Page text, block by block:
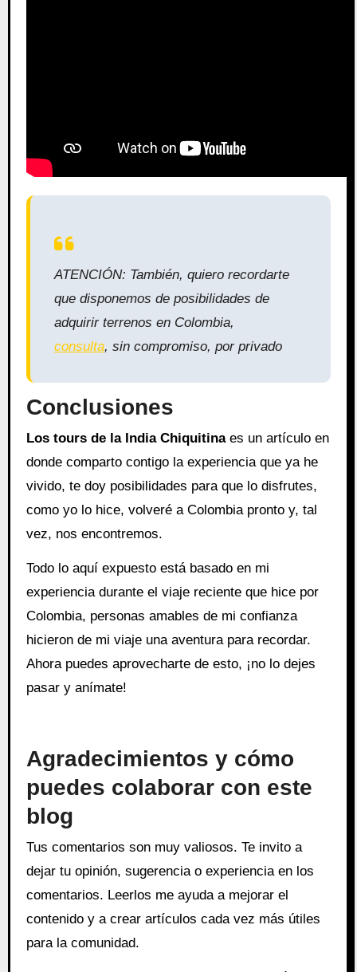
ATENCIÓN: También, quiero recordarte
que disponemos de posibilidades de
adquirir terrenos en Colombia,
consulta, sin compromiso, por privado
Conclusiones
Los tours de la India Chiquitinaes un artículo en
donde comparto contigo la experiencia que ya he
vivido, te doy posibilidades para que lo disfrutes,
como yo lo hice, volveré a Colombia pronto y, tal
vez, nos encontremos.
Todo lo aquí expuesto está basado en mi
experiencia durante el viaje reciente que hice por
Colombia, personas amables de mi confianza
hicieron de mi viaje una aventura para recordar.
Ahora puedes aprovecharte de esto, ¡no lo dejes
pasar y anímate!
Agradecimientos y cómo
puedes colaborar con este
blog
Tus comentarios son muy valiosos. Te invito a
dejar tu opinión, sugerencia o experiencia en los
comentarios. Leerlos me ayuda a mejorar el
contenido y a crear artículos cada vez más útiles
para la comunidad.